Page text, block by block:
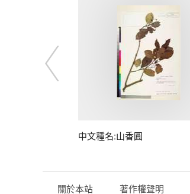
中文種名:山香圓
關於本站 著作權聲明